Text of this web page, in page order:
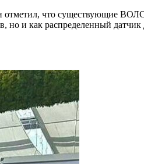
что существующие ВОЛС
но и как распределенный